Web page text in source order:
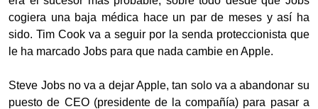
cogiera una baja médica hace un par de meses y así ha
sido. Tim Cook va a seguir por la senda proteccionista que
le ha marcado Jobs para que nada cambie en Apple.
Steve Jobs no va a dejar Apple, tan solo va a abandonar su
puesto de CEO (presidente de la compañía) para pasar a